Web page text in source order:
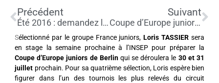
Précédent
Précédent
Été 2016 : demandez le programme
Suivant
Coupe d’Europe juniors de Berlin
Sélectionné par le groupe France juniors,Loris TASSIER sera
en stage la semaine prochaine à l’INSEP pour préparer la
Coupe d’Europe juniors de Berlinqui se déroulera le 30 et 31
juillet prochain. Pour sa quatrième sélection, Loris espère bien
figurer dans l’un des tournois les plus relevés du circuit